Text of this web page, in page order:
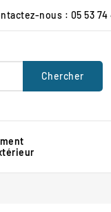
nous : 05 53 74
Chercher